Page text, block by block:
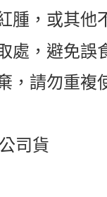
腫，或其他
處，避免誤
，請勿重複
司貨